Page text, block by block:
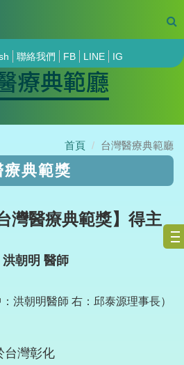
聯絡我們 FB LINE IG
療典範廳
首頁 台灣醫療典範廳
典範獎
灣醫療典範獎】得主
洪朝明 醫師
洪朝明醫師 右：邱泰源理事長）
台灣彰化